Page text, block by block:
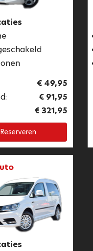
€ 49,95
€ 91,95
€ 321,95
Reserveren